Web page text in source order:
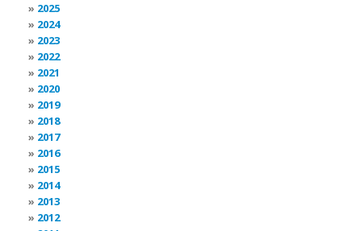
2025
2024
2023
2022
2021
2020
2019
2018
2017
2016
2015
2014
2013
2012